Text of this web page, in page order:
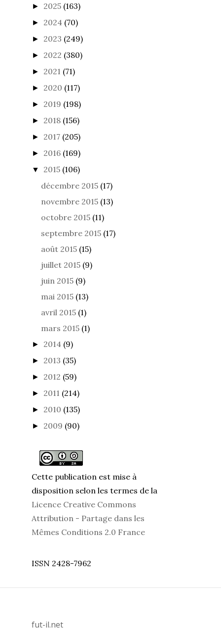
► 2025 (163)
► 2024 (70)
► 2023 (249)
► 2022 (380)
► 2021 (71)
► 2020 (117)
► 2019 (198)
► 2018 (156)
► 2017 (205)
► 2016 (169)
▼ 2015 (106)
décembre 2015 (17)
novembre 2015 (13)
octobre 2015 (11)
septembre 2015 (17)
août 2015 (15)
juillet 2015 (9)
juin 2015 (9)
mai 2015 (13)
avril 2015 (1)
mars 2015 (1)
► 2014 (9)
► 2013 (35)
► 2012 (59)
► 2011 (214)
► 2010 (135)
► 2009 (90)
Cette publication est mise à
disposition selon les termes de la
Licence Creative Commons
Attribution - Partage dans les
Mêmes Conditions 2.0 France
ISSN 2428-7962
fut-il.net